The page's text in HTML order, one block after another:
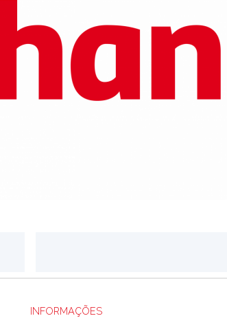
INFORMAÇÕES